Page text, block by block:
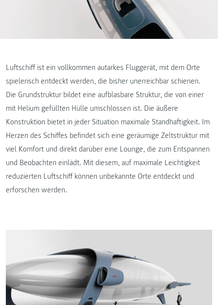
Luftschiff ist ein vollkommen autarkes Fluggerät, mit dem Orte
spielerisch entdeckt werden, die bisher unerreichbar schienen.
Die Grundstruktur bildet eine aufblasbare Struktur, die von einer
mit Helium gefüllten Hülle umschlossen ist. Die äußere
Konstruktion bietet in jeder Situation maximale Standhaftigkeit. Im
Herzen des Schiffes befindet sich eine geräumige Zeltstruktur mit
viel Komfort und direkt darüber eine Lounge, die zum Entspannen
und Beobachten einlädt. Mit diesem, auf maximale Leichtigkeit
reduzierten Luftschiff können unbekannte Orte entdeckt und
erforschen werden.